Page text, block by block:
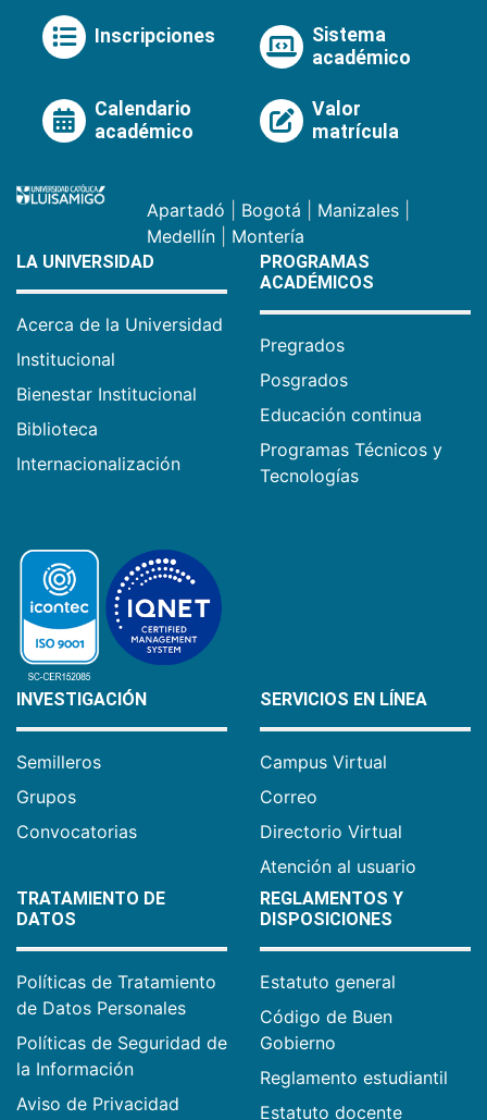
Inscripciones
Sistema
académico
Calendario
académico
Valor
matrícula
Apartadó Bogotá Manizales
Medellín
Montería
LA UNIVERSIDAD
Acerca de la Universidad
Institucional
Bienestar Institucional
Biblioteca
Internacionalización
PROGRAMAS
ACADÉMICOS
Pregrados
Posgrados
Educación continua
Programas Técnicos y
Tecnologías
INVESTIGACIÓN
Semilleros
Grupos
Convocatorias
SERVICIOS EN LÍNEA
Campus Virtual
Correo
Directorio Virtual
Atención al usuario
TRATAMIENTO DE
DATOS
Políticas de Tratamiento
de Datos Personales
Políticas de Seguridad de
la Información
Aviso de Privacidad
REGLAMENTOS Y
DISPOSICIONES
Estatuto general
Código de Buen
Gobierno
Reglamento estudiantil
Estatuto docente